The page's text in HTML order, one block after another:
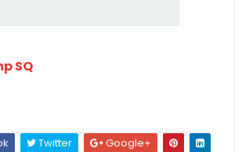
SQ
Twitter Google+